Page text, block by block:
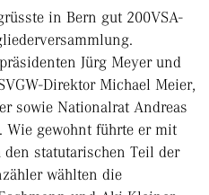
in Bern gut 200VSA-
Jürg Meyer und
Direktor Michael Meier,
sowie Nationalrat Andreas
gewohnt führte er mit
statutarischen Teil der
wählten die